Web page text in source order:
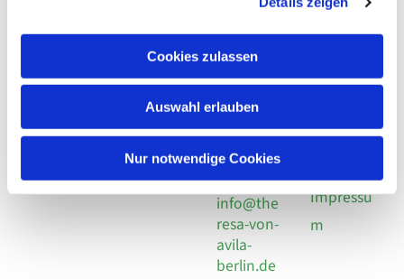
Cookies zulassen
Auswahl erlauben
Nur notwendige Cookies
Kirchengemeinde Pfarrei
Hl. Theresa von Avila Berlin
Nordost
Leitender Pfarrer - Norbert
Pomplun
13086 Berlin
Telefon
+49 30
924 64 28
30 924 54
18
E-Mail
info@the
resa-von-
avila-
berlin.de
Datensch
Datensch
Social
Impressu
m